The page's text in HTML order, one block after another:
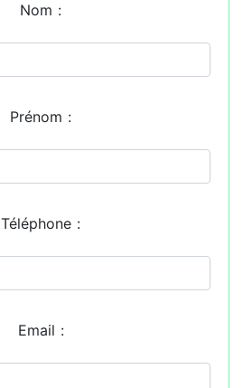
Nom :
Prénom :
Téléphone :
Email :